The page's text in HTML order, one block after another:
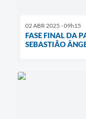
02 ABR 2025 - 09h15
FASE FINAL DA
SEBASTIÃO